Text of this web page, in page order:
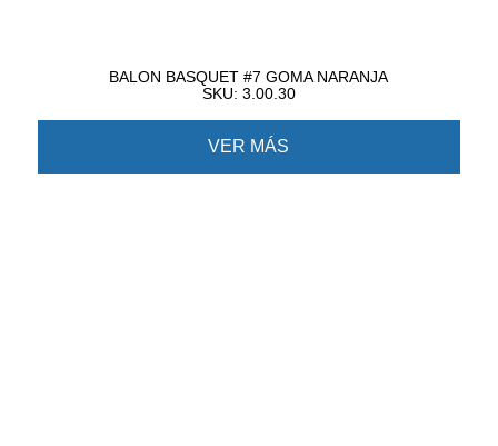
BALON BASQUET #7 GOMA NARANJA
SKU: 3.00.30
VER MÁS